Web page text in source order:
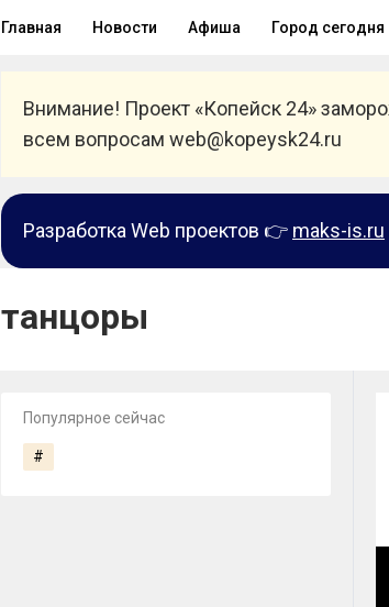
Главная Новости Афиша Город сегодня
Внимание! Проект «Копейск 24»
всем вопросам web@kopeysk24.ru
Разработка Web проектов 👉 maks-is.ru
танцоры
Популярное сейчас
#